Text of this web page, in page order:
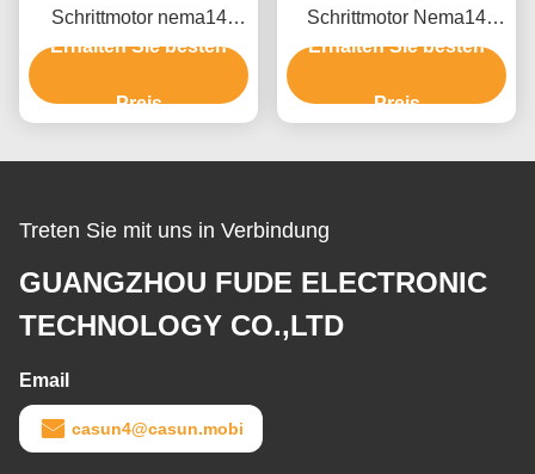
Schrittmotor nema14
35x35x40mm 350mN.m
Erhalten Sie besten
Preis
Schrittmotor Nema14
35x35x41mm 180mN.M
Erhalten Sie besten
Preis
Treten Sie mit uns in Verbindung
GUANGZHOU FUDE ELECTRONIC
TECHNOLOGY CO.,LTD
Email
casun4@casun.mobi